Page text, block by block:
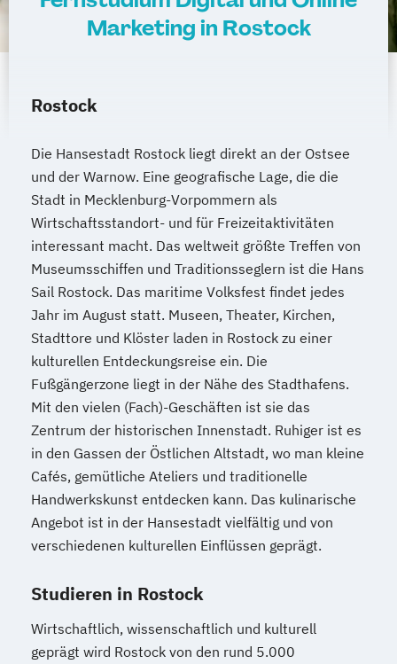
Marketing in Rostock
Rostock
Die Hansestadt Rostock liegt direkt an der Ostsee
und der Warnow. Eine geografische Lage, die die
Stadt in Mecklenburg-Vorpommern als
Wirtschaftsstandort- und für Freizeitaktivitäten
interessant macht. Das weltweit größte Treffen von
Museumsschiffen und Traditionsseglern ist die Hans
Sail Rostock. Das maritime Volksfest findet jedes
Jahr im August statt. Museen, Theater, Kirchen,
Stadttore und Klöster laden in Rostock zu einer
kulturellen Entdeckungsreise ein. Die
Fußgängerzone liegt in der Nähe des Stadthafens.
Mit den vielen (Fach)-Geschäften ist sie das
Zentrum der historischen Innenstadt. Ruhiger ist es
in den Gassen der Östlichen Altstadt, wo man kleine
Cafés, gemütliche Ateliers und traditionelle
Handwerkskunst entdecken kann. Das kulinarische
Angebot ist in der Hansestadt vielfältig und von
verschiedenen kulturellen Einflüssen geprägt.
Studieren in Rostock
Wirtschaftlich, wissenschaftlich und kulturell
geprägt wird Rostock von den rund 5.000